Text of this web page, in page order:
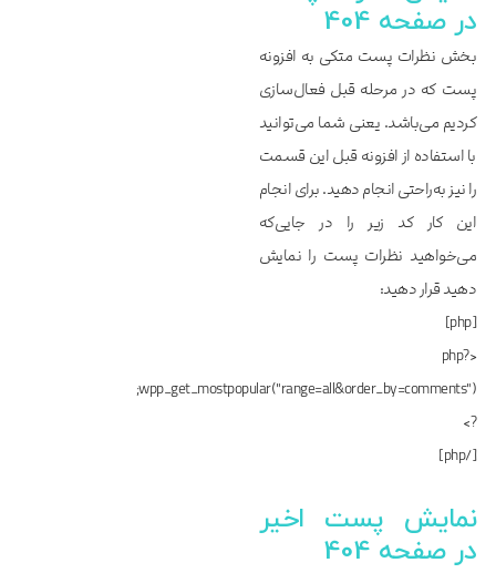
در صفحه 404
بخش نظرات پست متکی به افزونه
پست که در مرحله قبل فعال‌سازی
کردیم می‌باشد. یعنی شما می‌توانید
با استفاده از افزونه قبل این قسمت
را نیز به‌راحتی انجام دهید. برای انجام
این کار کد زیر را در جایی‌‌‌‌‌که
می‌خواهید نظرات پست را نمایش
دهید قرار دهید:
[php]
<?php
wpp_get_mostpopular("range=all&order_by=comments");
?>
[/php]
نمایش پست اخیر
در صفحه 404